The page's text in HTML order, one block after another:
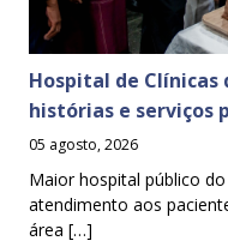
Hospital de Clínicas
histórias e serviços
05 agosto, 2026
Maior hospital público
atendimento aos
área […]